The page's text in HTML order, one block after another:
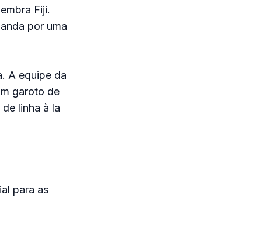
Fiji.
por uma
A equipe da
garoto de
linha à la
para as